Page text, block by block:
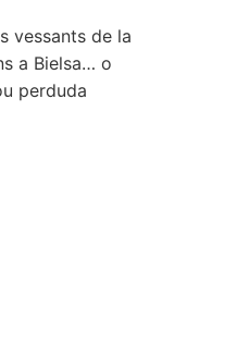
vessants de la
a Bielsa… o
perduda